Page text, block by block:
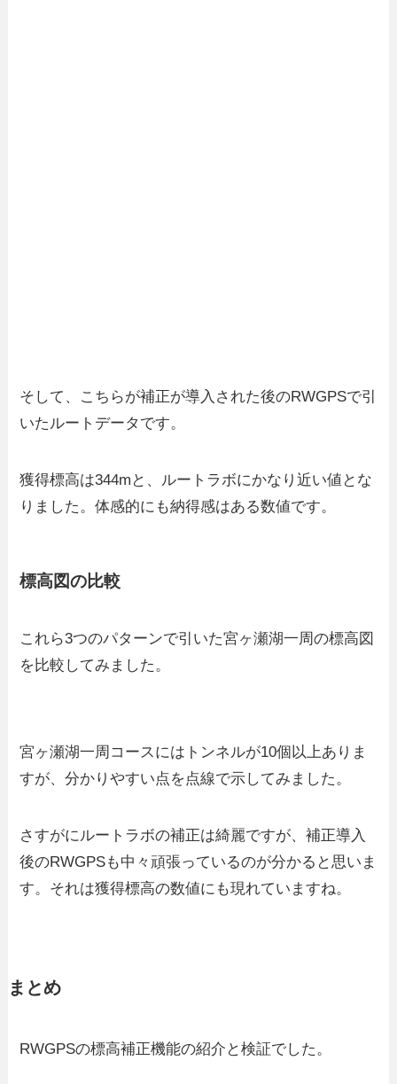
そして、こちらが補正が導入された後のRWGPSで引
いたルートデータです。
獲得標高は344mと、ルートラボにかなり近い値とな
りました。体感的にも納得感はある数値です。
標高図の比較
これら3つのパターンで引いた宮ヶ瀬湖一周の標高図
を比較してみました。
宮ヶ瀬湖一周コースにはトンネルが10個以上ありま
すが、分かりやすい点を点線で示してみました。
さすがにルートラボの補正は綺麗ですが、補正導入
後のRWGPSも中々頑張っているのが分かると思いま
す。それは獲得標高の数値にも現れていますね。
まとめ
RWGPSの標高補正機能の紹介と検証でした。